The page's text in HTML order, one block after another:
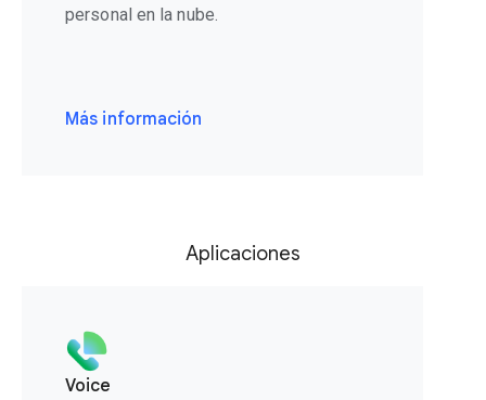
personal en la nube.
Más información
Aplicaciones
Voice